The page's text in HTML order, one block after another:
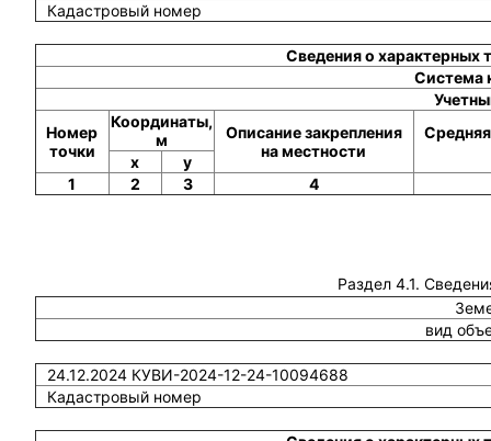
Кадастровый номер
Сведения о характерных
Система
Номер
точки
Координаты,
м
Описание закрепления
на местности
x
y
1
2 3 4
Раздел 4.1.
вид
24.12.2024 КУВИ-2024-12-24-10094688
Кадастровый номер